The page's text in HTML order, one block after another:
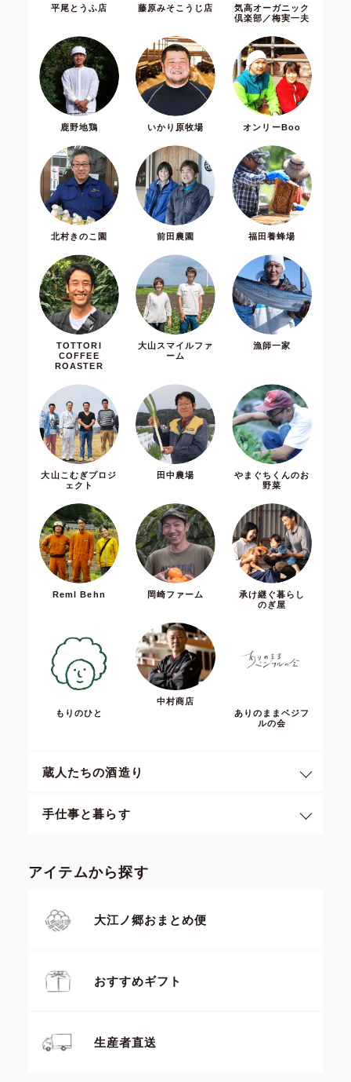
平尾とうふ店 藤原みそこうじ店
気高オーガニック
倶楽部／梅実一夫
鹿野地鶏 いかり原牧場 オンリーBoo
北村きのこ園 前田農園 福田養蜂場
TOTTORI
COFFEE
ROASTER
大山スマイルファ
ーム
漁師一家
大山こむぎプロジ
ェクト
田中農場
やまぐちくんのお
野菜
Reml Behn 岡崎ファーム
承け継ぐ暮らし
のぎ屋
もりのひと
中村商店
ありのままベジフ
ルの会
蔵人たちの酒造り
手仕事と暮らす
アイテムから探す
大江ノ郷おまとめ便
おすすめギフト
生産者直送